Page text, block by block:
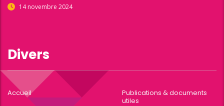
14 novembre 2024
Divers
Accueil
Publications & documents
utiles